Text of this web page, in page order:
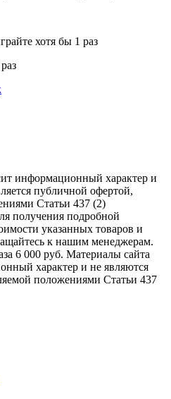
хотя бы 1 раз
информационный характер и
публичной офертой,
Статьи 437 (2)
получения подробной
указанных товаров и
к нашим менеджерам.
6 000 руб. Материалы сайта
характер и не являются
положениями Статьи 437